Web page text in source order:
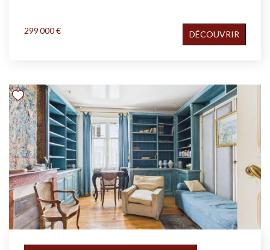
299 000 € DÉCOUVRIR